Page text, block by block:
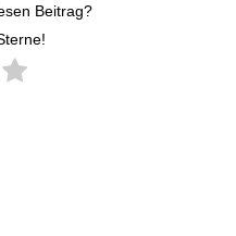
Beitrag?